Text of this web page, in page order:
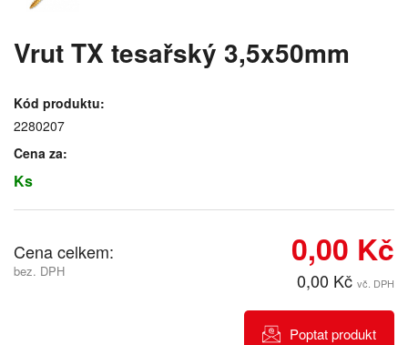
Vrut TX tesařský 3,5x50mm
Kód produktu:
2280207
Cena za:
Ks
Cena celkem:
bez. DPH
0,00 Kč
0,00 Kč vč. DPH
Poptat produkt